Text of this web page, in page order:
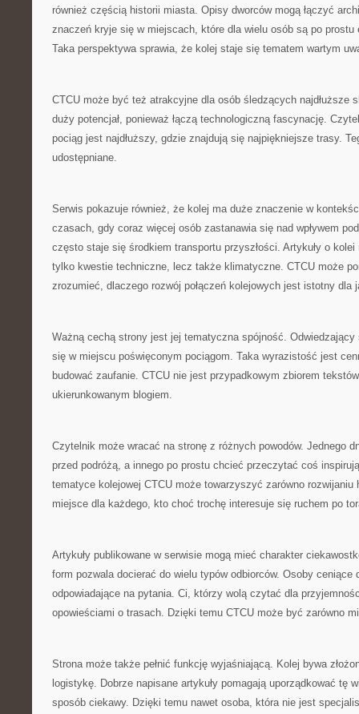
również częścią historii miasta. Opisy dworców mogą łączyć
znaczeń kryje się w miejscach, które dla wielu osób są po prostu
Taka perspektywa sprawia, że kolej staje się tematem wartym
CTCU może być też atrakcyjne dla osób śledzących najdłuższe
duży potencjał, ponieważ łączą technologiczną fascynację.
pociąg jest najdłuższy, gdzie znajdują się najpiękniejsze trasy.
udostępniane.
Serwis pokazuje również, że kolej ma duże znaczenie w
czasach, gdy coraz więcej osób zastanawia się nad wpływem
często staje się środkiem transportu przyszłości. Artykuły o
tylko kwestie techniczne, lecz także klimatyczne. CTCU może
zrozumieć, dlaczego rozwój połączeń kolejowych jest istotny dla
Ważną cechą strony jest jej tematyczna spójność.
się w miejscu poświęconym pociągom. Taka wyrazistość jest
budować zaufanie. CTCU nie jest przypadkowym zbiorem
ukierunkowanym blogiem.
Czytelnik może wracać na stronę z różnych powodów. Jednego
przed podróżą, a innego po prostu chcieć przeczytać coś
tematyce kolejowej CTCU może towarzyszyć zarówno rozwijaniu
miejsce dla każdego, kto choć trochę interesuje się ruchem po
Artykuły publikowane w serwisie mogą mieć charakter
form pozwala docierać do wielu typów odbiorców. Osoby ceniące
odpowiadające na pytania. Ci, którzy wolą czytać dla
opowieściami o trasach. Dzięki temu CTCU może być zarówno
Strona może także pełnić funkcję wyjaśniającą. Kolej bywa
logistykę. Dobrze napisane artykuły pomagają uporządkować tę
sposób ciekawy. Dzięki temu nawet osoba, która nie jest